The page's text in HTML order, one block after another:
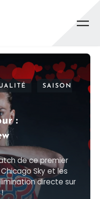
SAISON
:
de ce premier
Sky et les
directe sur